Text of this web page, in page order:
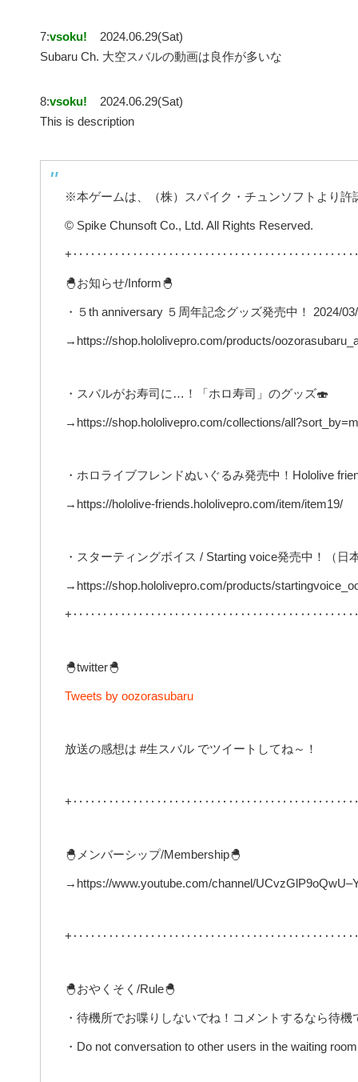
7:vsoku!
2024.06.29(Sat)
Subaru Ch. 大空スバルの動画は良作が多いな
8:vsoku!
2024.06.29(Sat)
This is description
※本ゲームは、（株）スパイク・チュンソフトより
© Spike Chunsoft Co., Ltd. All Rights Reserved.
🐣お知らせ/Inform🐣
・５th anniversary ５周年記念グッズ発売中！ 2024/
→https://shop.hololivepro.com/products/
・スバルがお寿司に…！「ホロ寿司」のグッズ🍣
→https://shop.hololivepro.com/collections/
・ホロライブフレンドぬいぐるみ発売中！Hololive
→https://hololive-friends.hololivepro.com/item/item19/
・スターティングボイス / Starting voice発売中！（日
→https://shop.hololivepro.com/products/
🐣twitter🐣
Tweets by oozorasubaru
放送の感想は #生スバル でツイートしてね～！
🐣メンバーシップ/Membership🐣
→https://www.youtube.com/channel/
🐣おやくそく/Rule🐣
・待機所でお喋りしないでね！コメントするなら待機
・Do not conversation to other users in the waiting